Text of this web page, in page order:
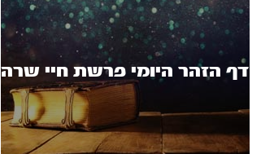
דף הזהר היומי פרשת חיי שרה